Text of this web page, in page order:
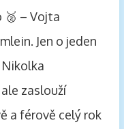
🥈 – Vojta
Jen o jeden
zaslouží
a férově celý rok